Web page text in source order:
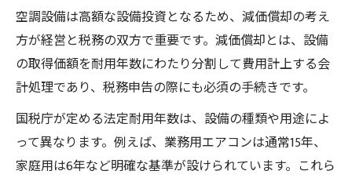
空調設備は高額な設備投資となるため、減価償却の考え
方が経営と税務の双方で重要です。減価償却とは、設備
の取得価額を耐用年数にわたり分割して費用計上する会
計処理であり、税務申告の際にも必須の手続きです。
国税庁が定める法定耐用年数は、設備の種類や用途によ
って異なります。例えば、業務用エアコンは通常15年、
家庭用は6年など明確な基準が設けられています。これら